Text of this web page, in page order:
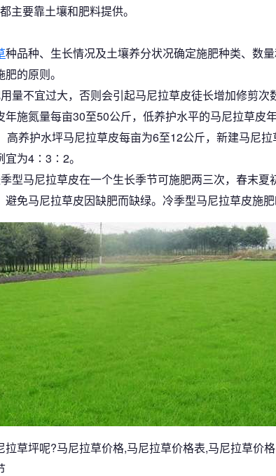
主要靠土壤和肥料提供。
种品种、生长情况及土壤养分状况确定施肥种类、数
的原则。
量不宜过大，否则会引起马尼拉草皮徒长增加修剪次
施氮量每亩30至50公斤，低养护水平的马尼拉草皮
养护水坪马尼拉草皮每亩为6至12公斤，新建马尼
宜为4∶3∶2。
型马尼拉草皮在一个生长季节可施肥两三次，春末夏
免马尼拉草皮因缺肥而缺绿。冷季型马尼拉草皮施肥
草坪呢?马尼拉草价格,马尼拉草价格表,马尼拉草价